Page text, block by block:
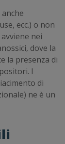
ecc.) o non
nei
dove la
la presenza di
I
di
ne è un